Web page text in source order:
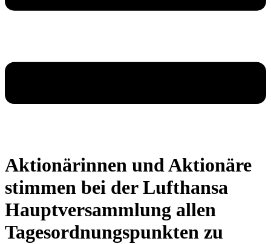
Aktionärinnen und Aktionäre
stimmen bei der Lufthansa
Hauptversammlung allen
Tagesordnungspunkten zu